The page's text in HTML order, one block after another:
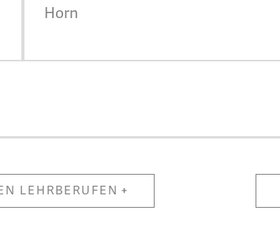
Horn
LEHRBERUFEN